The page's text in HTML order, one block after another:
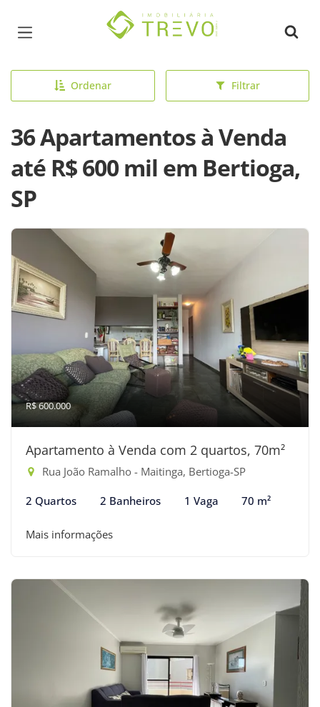
Página inicial
Ordenar Filtrar
36 Apartamentos à Venda
até R$ 600 mil em Bertioga,
SP
R$ 600.000
Apartamento à Venda com 2 quartos, 70m²
Rua João Ramalho - Maitinga, Bertioga-SP
2 Quartos 2 Banheiros 1 Vaga 70 m²
Mais informações